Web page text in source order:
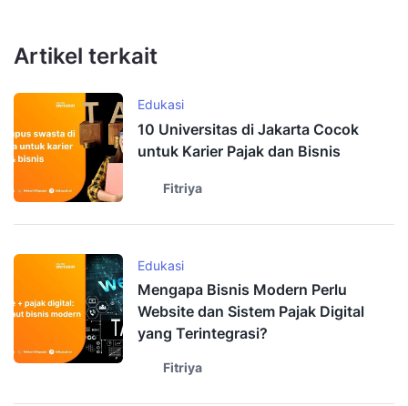
Artikel terkait
Edukasi
10 Universitas di Jakarta Cocok
untuk Karier Pajak dan Bisnis
Fitriya
Edukasi
Mengapa Bisnis Modern Perlu
Website dan Sistem Pajak Digital
yang Terintegrasi?
Fitriya